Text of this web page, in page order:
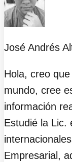
José Andrés
Hola, creo
mundo, cree
información
Estudié la Lic.
Empresarial,